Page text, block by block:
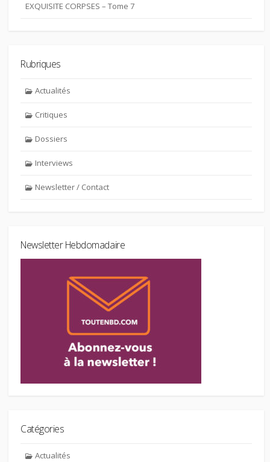
EXQUISITE CORPSES – Tome 7
Rubriques
Actualités
Critiques
Dossiers
Interviews
Newsletter / Contact
Newsletter Hebdomadaire
Catégories
Actualités